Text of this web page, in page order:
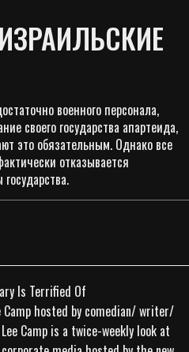
военного персонала,
своего государства апартеида,
это обязательным. Однако все
отказывается
Camp hosted by comedian/ writer/
Camp is a twice-weekly look at